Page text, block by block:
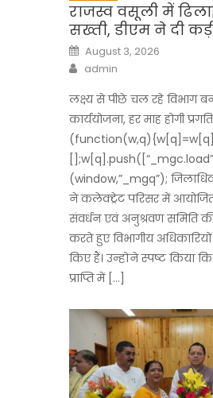
राजस्व वसूली में
सख्ती, डीएम ने दी
Posted
on
August 3, 2026
Author
admin
लक्ष्य से पीछे चल रहे विभाग
कार्ययोजना, हर माह होगी
(window,”_mgq”);
ने कलेक्ट्रेट परिसर में आयोजित
संवर्धन एवं अनुश्रवण समिति
करते हुए विभागीय
किए हैं। उन्होंने स्पष्ट किया
प्राप्ति में […]